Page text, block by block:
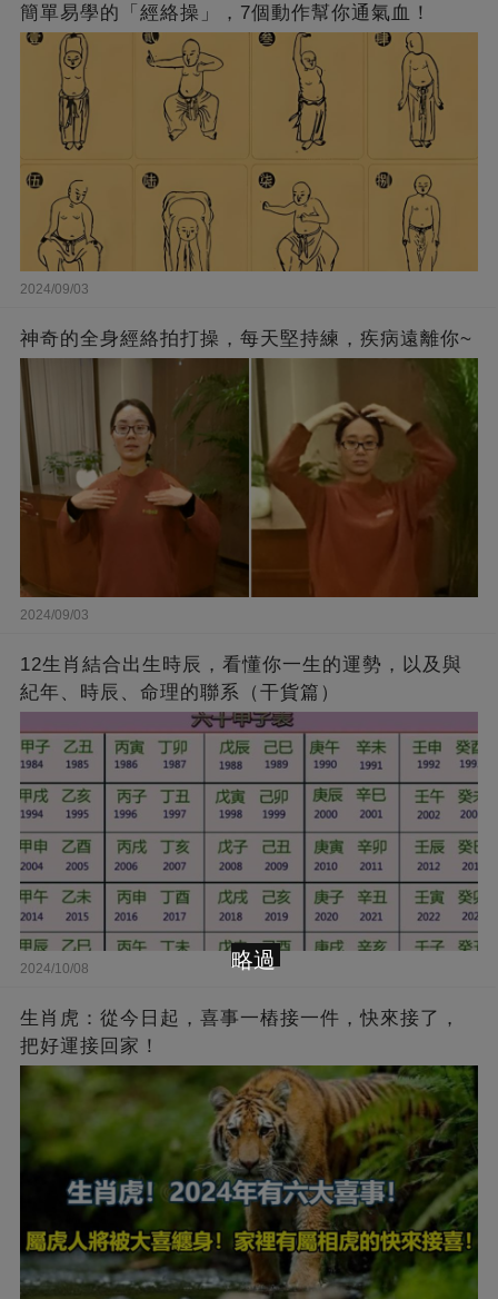
簡單易學的「經絡操」，7個動作幫你通氣血！
2024/09/03
神奇的全身經絡拍打操，每天堅持練，疾病遠離你~
2024/09/03
12生肖結合出生時辰，看懂你一生的運勢，以及與
紀年、時辰、命理的聯系（干貨篇）
2024/10/08
生肖虎：從今日起，喜事一樁接一件，快來接了，
把好運接回家！
略過